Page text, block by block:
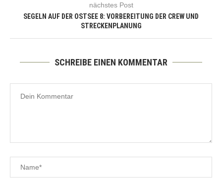
nächstes Post
SEGELN AUF DER OSTSEE 8: VORBEREITUNG DER CREW UND
STRECKENPLANUNG
SCHREIBE EINEN KOMMENTAR